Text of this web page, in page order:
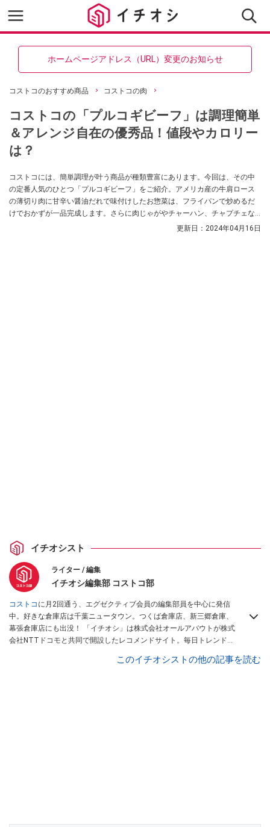
ホームページアドレス（URL）変更のお知らせ
コストコのおすすめ商品 コストコの肉
コストコの「プルコギビーフ」は調理簡単
＆アレンジ自在の優秀品！値段やカロリー
は？
コストコには、簡単調理が叶う商品が種類豊富にあります。今回は、その中
の定番人気のひとつ「プルコギビーフ」をご紹介。アメリカ産の牛肩ロース
の薄切り肉に甘辛い醤油だれで味付けしたお惣菜は、フライパンで炒めるだ
けでおかずが一品完成します。さらに肉じゃがやチャーハン、チャプチェな
どにもアレンジできる優秀品です。ぜひチェックしてくださいね。
更新日： 2024年04月16日
イチオシスト
ライター / 編集
イチオシ編集部 コストコ部
コストコ に月2回通う、エグゼクティブ会員の編集部員を中心に発信
中。好きな倉庫店は千葉ニュータウン。つくば倉庫店、新三郷倉庫、
幕張倉庫店にも出没！ 「イチオシ」は株式会社オールアバウトが株式
会社NTTドコモと共同で開設したレコメンドサイト。毎日トレンド情
このイチオシストの他の記事を読む